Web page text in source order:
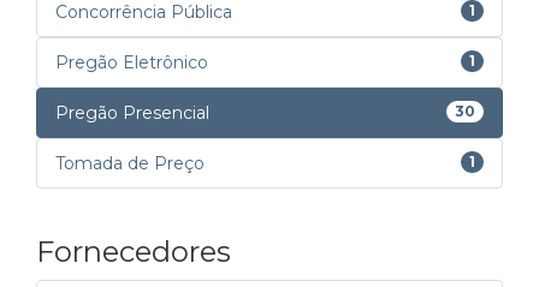
Concorrência Pública 1
Pregão Eletrônico 1
Pregão Presencial 30
Tomada de Preço 1
Fornecedores